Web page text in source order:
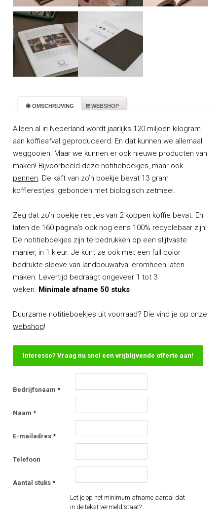
 OMSCHRIJVING  WEBSHOP
Alleen al in Nederland wordt jaarlijks 120 miljoen kilogram
aan koffieafval geproduceerd. En dat kunnen we allemaal
weggooien. Maar we kunnen er ook nieuwe producten van
maken! Bijvoorbeeld deze notitieboekjes, maar ook
pennen . De kaft van zo’n boekje bevat 13 gram
koffierestjes, gebonden met biologisch zetmeel.
Zeg dat zo’n boekje restjes van 2 koppen koffie bevat. En
laten de 160 pagina’s ook nog eens 100% recyclebaar zijn!
De notitieboekjes zijn te bedrukken op een slijtvaste
manier, in 1 kleur. Je kunt ze ook met een full color
bedrukte sleeve van landbouwafval eromheen laten
maken. Levertijd bedraagt ongeveer 1 tot 3
weken. Minimale afname 50 stuks
Duurzame notitieboekjes uit voorraad? Die vind je op onze
webshop!
Interesse? Vraag nu snel een vrijblijvende offerte aan!
Bedrijfsnaam *
Naam *
E-mailadres *
Telefoon
Aantal stuks *
Let je op het minimum afname aantal dat
in de tekst vermeld staat?